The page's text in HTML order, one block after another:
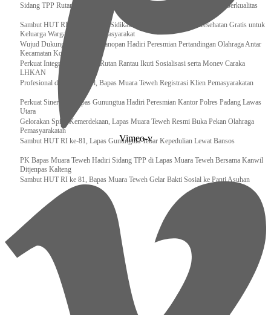
Sidang TPP Rutan Rantau Pastikan Tamping Objektif Demi Pembinaan Berkualitas
Sambut HUT RI Ke-81, Rutan Sidikalang Gelar Pemeriksaan Kesehatan Gratis untuk
Keluarga Warga Binaan dan Masyarakat
Wujud Dukungan, Lapas Kotanopan Hadiri Peresmian Pertandingan Olahraga Antar
Kecamatan Kotanopan
Perkuat Integritas Pegawai, Rutan Rantau Ikuti Sosialisasi serta Monev Caraka
LHKAN
‎Profesional dan Akuntabel, Bapas Muara Teweh Registrasi Klien Pemasyarakatan
Perkuat Sinergi, Kalapas Gunungtua Hadiri Peresmian Kantor Polres Padang Lawas
Utara
Gelorakan Spirit Kemerdekaan, Lapas Muara Teweh Resmi Buka Pekan Olahraga
Pemasyarakatan
Sambut HUT RI ke-81, Lapas Gunungtua Tebar Kepedulian Lewat Bansos
‎PK Bapas Muara Teweh Hadiri Sidang TPP di Lapas Muara Teweh Bersama Kanwil
Ditjenpas Kalteng
‎Sambut HUT RI ke 81, Bapas Muara Teweh Gelar Bakti Sosial ke Panti Asuhan
Vimeo-v